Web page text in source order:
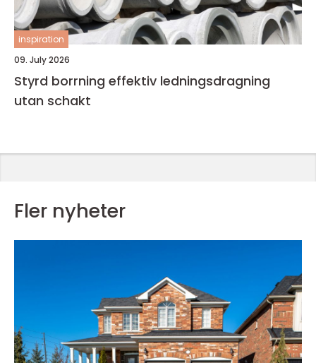
inspiration
09. July 2026
Styrd borrning effektiv ledningsdragning
utan schakt
Fler nyheter